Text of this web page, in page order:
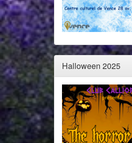
Halloween 2025